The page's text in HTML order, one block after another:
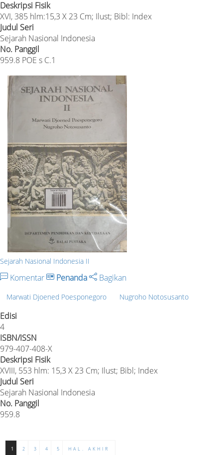
Deskripsi Fisik
XVI, 385 hlm:15,3 X 23 Cm; Ilust; Bibl: Index
Judul Seri
Sejarah Nasional Indonesia
No. Panggil
959.8 POE s C.1
Sejarah Nasional Indonesia II
Komentar Penanda Bagikan
Marwati Djoened Poesponegoro Nugroho Notosusanto
Edisi
4
ISBN/ISSN
979-407-408-X
Deskripsi Fisik
XVIII, 553 hlm: 15,3 X 23 Cm; Ilust; Bibl; Index
Judul Seri
Sejarah Nasional Indonesia
No. Panggil
959.8
1 2 3 4 5 HAL. AKHIR